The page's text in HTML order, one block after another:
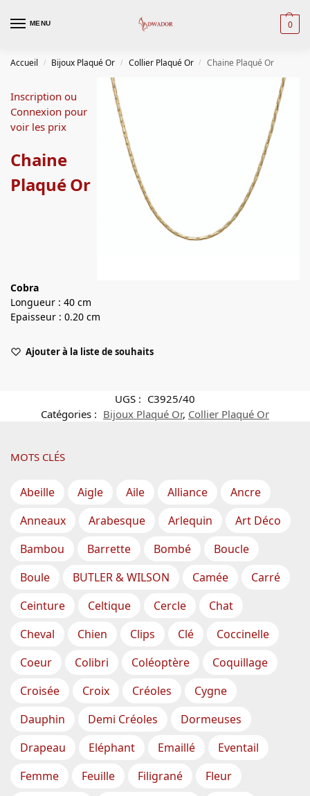
MENU 0
Accueil / Bijoux Plaqué Or / Collier Plaqué Or / Chaine Plaqué Or
Inscription ou
Connexion pour
voir les prix
Chaine
Plaqué Or
Cobra
Longueur : 40 cm
Epaisseur : 0.20 cm
Ajouter à la liste de souhaits
UGS : C3925/40
Catégories : Bijoux Plaqué Or, Collier Plaqué Or
MOTS CLÉS
Abeille Aigle Aile Alliance
Ancre
Anneaux
Arabesque Arlequin
Art Déco
Bambou
Barrette Bombé
Boucle
Boule
BUTLER & WILSON Camée
Carré
Ceinture
Celtique Cercle
Chat
Cheval
Chien Clips Clé
Coccinelle
Coeur
Colibri Coléoptère
Coquillage
Croisée
Croix Créoles
Cygne
Dauphin
Demi Créoles
Dormeuses
Drapeau
Eléphant Emaillé
Eventail
Femme
Feuille Filigrané
Fleur